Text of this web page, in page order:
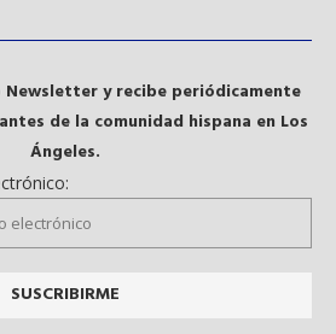
y recibe periódicamente
de la comunidad hispana en Los
Ángeles.